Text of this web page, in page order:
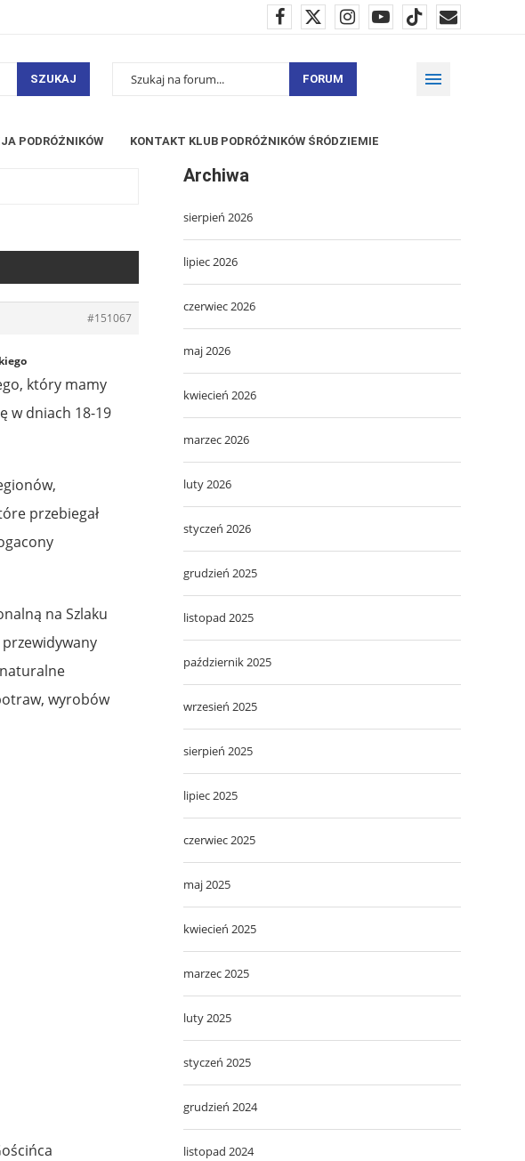
SZUKAJ FORUM
PODRÓŻNIKÓW KONTAKT KLUB PODRÓŻNIKÓW ŚRÓDZIEMIE
#151067
który mamy
w dniach 18-19
przebiegał
na Szlaku
przewidywany
wyrobów
Archiwa
sierpień 2026
lipiec 2026
czerwiec 2026
maj 2026
kwiecień 2026
marzec 2026
luty 2026
styczeń 2026
grudzień 2025
listopad 2025
październik 2025
wrzesień 2025
sierpień 2025
lipiec 2025
czerwiec 2025
maj 2025
kwiecień 2025
marzec 2025
luty 2025
styczeń 2025
grudzień 2024
listopad 2024